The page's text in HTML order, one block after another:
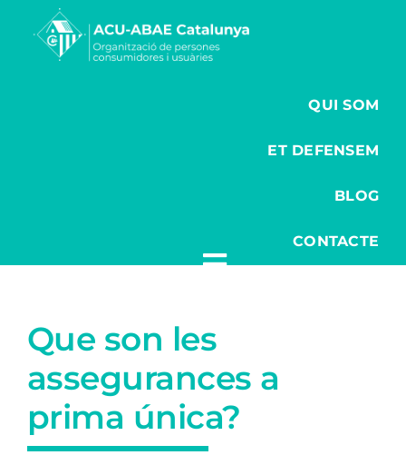
contenido
QUI SOM
ET DEFENSEM
BLOG
CONTACTE
Que son les
assegurances a
prima única?